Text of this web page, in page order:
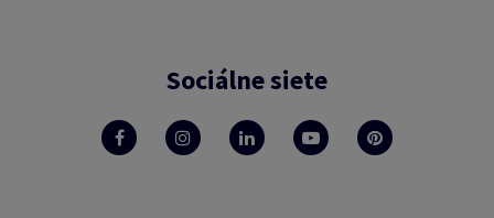
Sociálne siete